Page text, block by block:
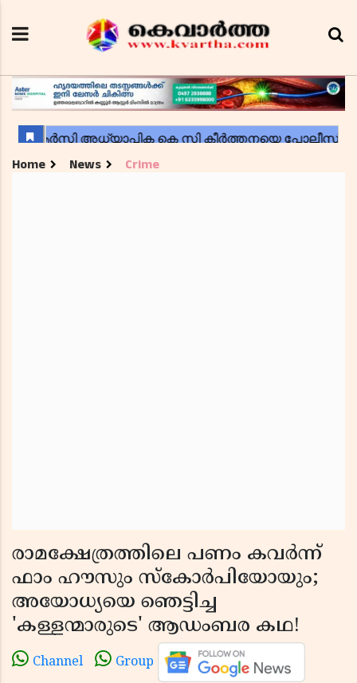
Home News Crime
രാമക്ഷേത്രത്തിലെ പണം കവർന്ന്
ഫാം ഹൗസും സ്കോർപിയോയും;
അയോധ്യയെ ഞെട്ടിച്ച
'കള്ളന്മാരുടെ' ആഡംബര കഥ!
Channel Group